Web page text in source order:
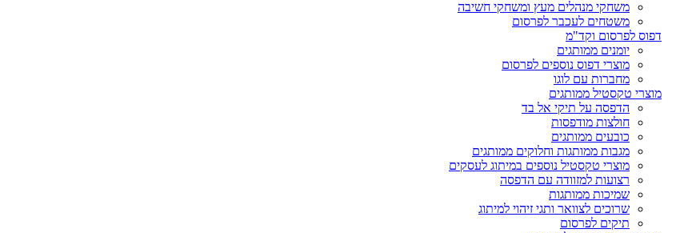
משחקי מנהלים מעץ ומשחקי חשיבה
משטחים לעכבר לפרסום
דפוס לפרסום וקד"מ
יומנים ממותגים
מוצרי דפוס נוספים לפרסום
מחברות עם לוגו
מוצרי טקסטיל ממותגים
הדפסה על תיקי אל בד
חולצות מודפסות
כובעים ממותגים
מגבות ממותגות וחלוקים ממותגים
מוצרי טקסטיל נוספים במיתוג לעסקים
רצועות למזוודה עם הדפסה
שמיכות ממותגות
שרוכים לצוואר ותגי זיהוי למיתוג
תיקים לפרסום